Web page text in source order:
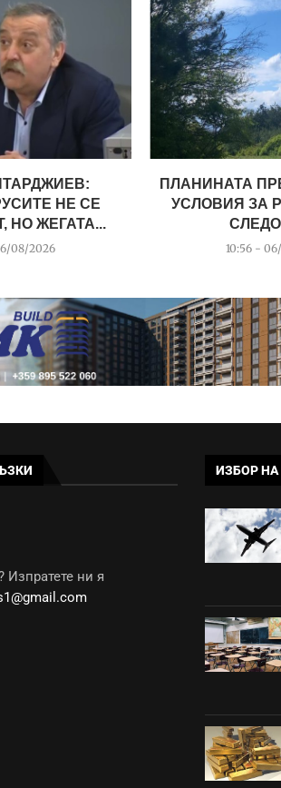
НЕ СЕ
НО ЖЕГАТА...
08/2026
ПЛАНИНАТА
УСЛОВИЯ ЗА
10:56 -
ни я
ИЗБОР НА